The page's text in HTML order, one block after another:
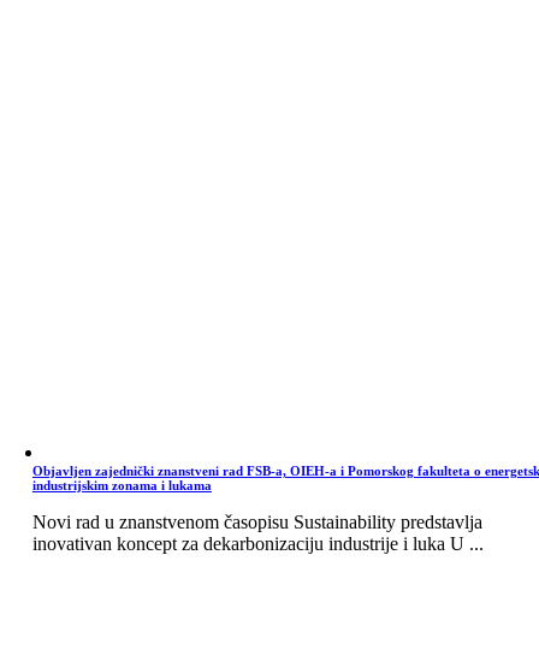
Objavljen zajednički znanstveni rad FSB-a, OIEH-a i Pomorskog fakulteta o
industrijskim zonama i lukama
Novi rad u znanstvenom časopisu Sustainability predstavlja
inovativan koncept za dekarbonizaciju industrije i luka U ...